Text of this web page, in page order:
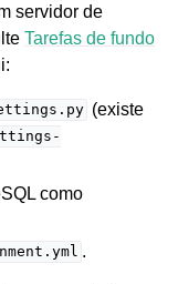
servidor de
Tarefas de fundo
(existe
como
.